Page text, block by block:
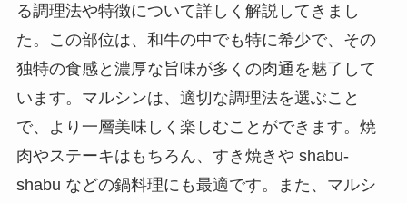
る調理法や特徴について詳しく解説してきまし
た。この部位は、和牛の中でも特に希少で、その
独特の食感と濃厚な旨味が多くの肉通を魅了して
います。マルシンは、適切な調理法を選ぶこと
で、より一層美味しく楽しむことができます。焼
肉やステーキはもちろん、すき焼きや shabu-
shabu などの鍋料理にも最適です。また、マルシ